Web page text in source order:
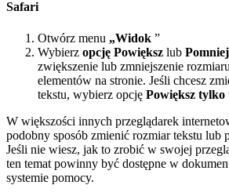
Safari
Otwórz menu „Widok ”
Wybierz opcję Powiększ lub
zwiększenie lub zmniejszenie
elementów na stronie. Jeśli chcesz
tekstu, wybierz opcję Powiększ tylko
W większości innych przeglądarek
podobny sposób zmienić rozmiar tekstu lub
Jeśli nie wiesz, jak to zrobić w swojej
ten temat powinny być dostępne w
systemie pomocy.